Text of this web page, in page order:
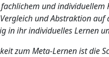
und
und Abstraktion
in ihr individuelles Lernen
zum Meta-Lernen ist die